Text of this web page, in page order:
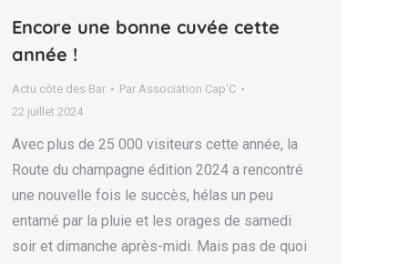
Encore une bonne cuvée cette
année !
Actu côte des Bar Par Association Cap'C
22 juillet 2024
Avec plus de 25 000 visiteurs cette année, la
Route du champagne édition 2024 a rencontré
une nouvelle fois le succès, hélas un peu
entamé par la pluie et les orages de samedi
soir et dimanche après-midi. Mais pas de quoi